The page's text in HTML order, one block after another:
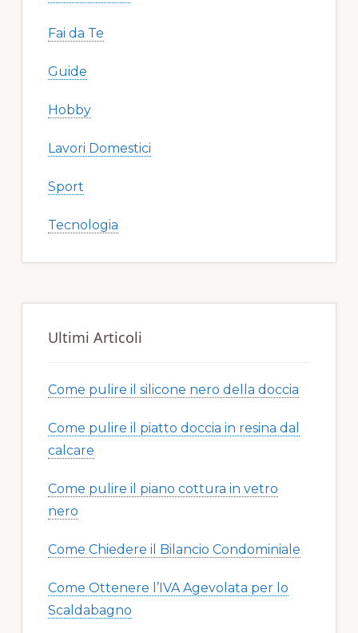
Fai da Te
Guide
Hobby
Lavori Domestici
Sport
Tecnologia
Ultimi Articoli
Come pulire il silicone nero della doccia​​
Come pulire il piatto doccia in resina dal
calcare​​
Come pulire il piano cottura in vetro
nero​​
Come Chiedere il Bilancio Condominiale
Come Ottenere l’IVA Agevolata per lo
Scaldabagno